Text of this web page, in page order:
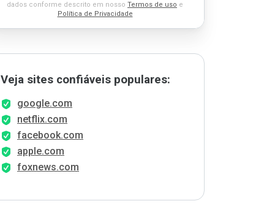
dados conforme descrito em nosso Termos de uso e
Política de Privacidade
Veja sites confiáveis populares:
google.com
netflix.com
facebook.com
apple.com
foxnews.com